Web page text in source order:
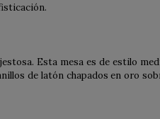
Esta mesa es de estilo
de latón chapados en oro